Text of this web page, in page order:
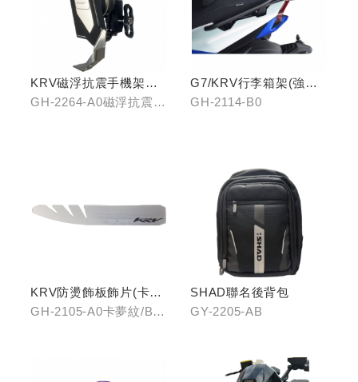
KRV磁浮抗震手機架組
(含整合支架)
GH-2264-A0磁浮抗震手
G7/KRV行李箱架(強化)
置物版型
GH-2114-B0
KRV防燙飾板飾片(卡夢
紋/金屬髮絲)
GH-2105-A0卡夢紋/B0
SHAD聯名後背包
GY-2205-AB